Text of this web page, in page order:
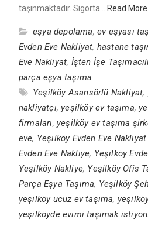
taşınmaktadır. Sigorta… Read More
eşya depolama, ev eşyası
Evden Eve Nakliyat, hastane
Eve Nakliyat, İşten İşe
parça eşya taşıma
Yeşilköy Asansörlü Nakliyat,
nakliyatçı,yeşilköy ev taşıma,
firmaları, yeşilköy ev taşıma
eve, Yeşilköy Evden Eve
Evden Eve Nakliye, Yeşilköy
Yeşilköy Nakliye, Yeşilköy Ofis
Parça Eşya Taşıma, Yeşilköy
yeşilköy ucuz ev taşıma,
yeşilköyde evimi taşımak